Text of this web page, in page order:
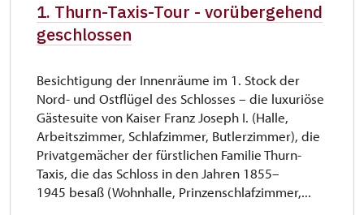
1. Thurn-Taxis-Tour - vorübergehend
geschlossen
Besichtigung der Innenräume im 1. Stock der
Nord- und Ostflügel des Schlosses – die luxuriöse
Gästesuite von Kaiser Franz Joseph I. (Halle,
Arbeitszimmer, Schlafzimmer, Butlerzimmer), die
Privatgemächer der fürstlichen Familie Thurn-
Taxis, die das Schloss in den Jahren 1855–
1945 besaß (Wohnhalle, Prinzenschlafzimmer,...